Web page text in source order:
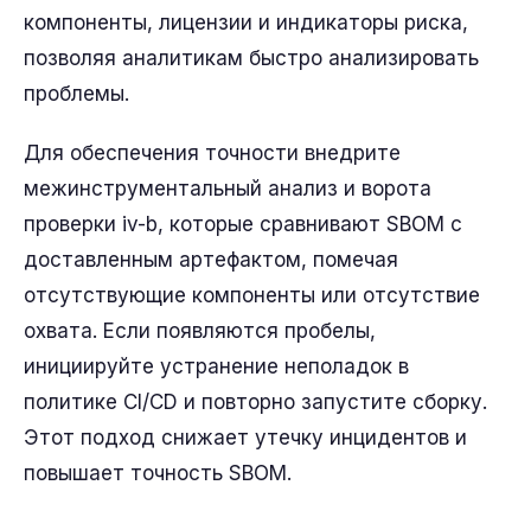
компоненты, лицензии и индикаторы риска,
позволяя аналитикам быстро анализировать
проблемы.
Для обеспечения точности внедрите
межинструментальный анализ и ворота
проверки iv-b, которые сравнивают SBOM с
доставленным артефактом, помечая
отсутствующие компоненты или отсутствие
охвата. Если появляются пробелы,
инициируйте устранение неполадок в
политике CI/CD и повторно запустите сборку.
Этот подход снижает утечку инцидентов и
повышает точность SBOM.